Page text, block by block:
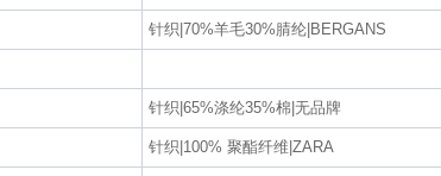
针织|70%羊毛30%腈纶|BERGANS
针织|65%涤纶35%棉|无品牌
针织|100% 聚酯纤维|ZARA